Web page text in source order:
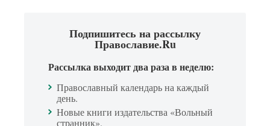
Подпишитесь на рассылку
Православие.Ru
Рассылка выходит два раза в неделю:
Православный календарь на каждый
день.
Новые книги издательства «Вольный
странник».